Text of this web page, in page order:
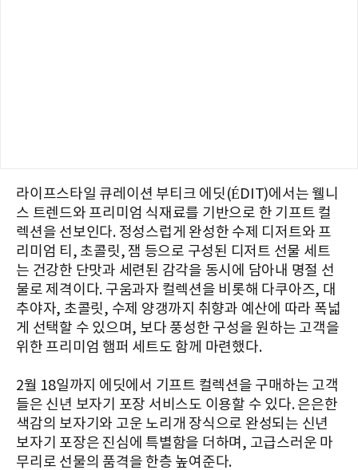
라이프스타일 큐레이션 부티크 에딧(ÉDIT)에서는 웰니
스 트렌드와 프리미엄 식재료를 기반으로 한 기프트 컬
렉션을 선보인다. 정성스럽게 완성한 수제 디저트와 프
리미엄 티, 초콜릿, 잼 등으로 구성된 디저트 선물 세트
는 건강한 단맛과 세련된 감각을 동시에 담아내 명절 선
물로 제격이다. 구움과자 컬렉션을 비롯해 다쿠아즈, 대
추야자, 초콜릿, 수제 양갱까지 취향과 예산에 따라 폭넓
게 선택할 수 있으며, 보다 풍성한 구성을 원하는 고객을
위한 프리미엄 햄퍼 세트도 함께 마련했다.
2월 18일까지 에딧에서 기프트 컬렉션을 구매하는 고객
들은 신년 보자기 포장 서비스도 이용할 수 있다. 은은한
색감의 보자기와 고운 노리개 장식으로 완성되는 신년
보자기 포장은 진심에 특별함을 더하며, 고급스러운 마
무리로 선물의 품격을 한층 높여준다.